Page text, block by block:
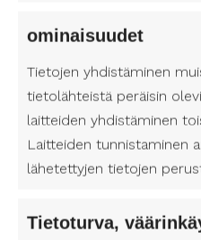
ominaisuudet
Tietojen yhdistäminen
tietolähteistä peräisin
laitteiden yhdistäminen
Laitteiden tunnistaminen
lähetettyjen tietojen
Tietoturva,
tarvitsevat ylimääräistä
Pirkanmaa on todellinen
alueen esteettömät
jokaiselle
kulttuurista. Olitpa sitten
teatterista, elokuvista tai
avustajan tarjoamaa